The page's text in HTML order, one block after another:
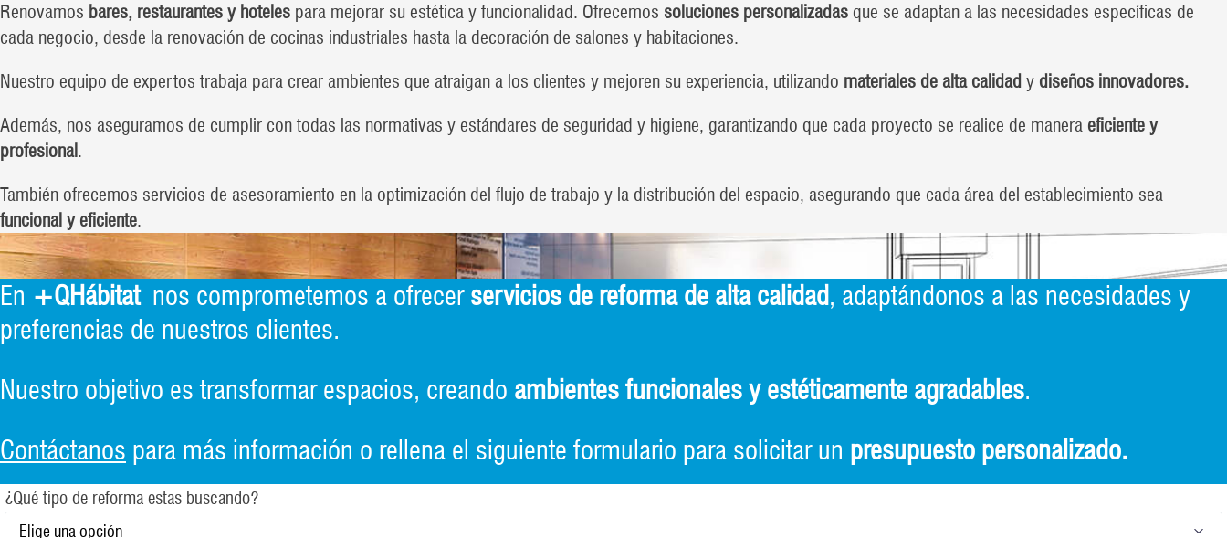
Renovamos bares, restaurantes y hoteles para mejorar su estética y funcionalidad. Ofrecemos soluciones personalizadas que se adaptan a las necesidades específicas de
cada negocio, desde la renovación de cocinas industriales hasta la decoración de salones y habitaciones.
Nuestro equipo de expertos trabaja para crear ambientes que atraigan a los clientes y mejoren su experiencia, utilizando materiales de alta calidad y diseños innovadores.
Además, nos aseguramos de cumplir con todas las normativas y estándares de seguridad y higiene, garantizando que cada proyecto se realice de manera eficiente y
profesional.
También ofrecemos servicios de asesoramiento en la optimización del flujo de trabajo y la distribución del espacio, asegurando que cada área del establecimiento sea
funcional y eficiente.
En +QHábitatnos comprometemos a ofrecer servicios de reforma de alta calidad, adaptándonos a las necesidades y
preferencias de nuestros clientes.
Nuestro objetivo es transformar espacios, creando ambientes funcionales y estéticamente agradables.
Contáctanos para más información o rellena el siguiente formulario para solicitar un presupuesto personalizado.
¿Qué tipo de reforma estas buscando?